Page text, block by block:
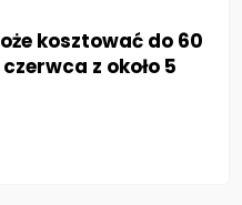
kosztować do 60
z około 5